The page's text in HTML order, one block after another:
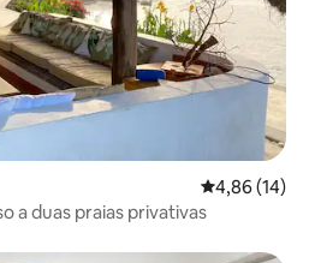
4,86 de uma
4,86 (14)
a duas praias privativas